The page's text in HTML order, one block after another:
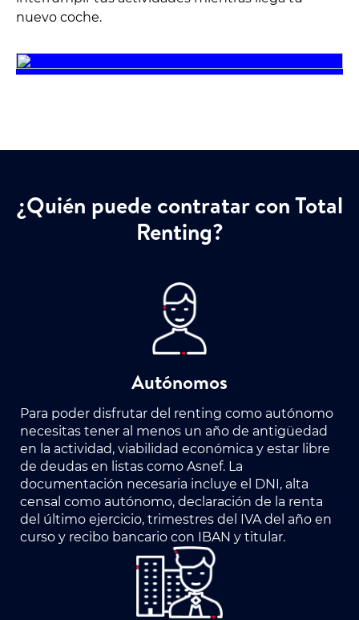
nuevo coche.
¿Quién puede contratar con Total
Renting?
Autónomos
Para poder disfrutar del renting como autónomo
necesitas tener al menos un año de antigüedad
en la actividad, viabilidad económica y estar libre
de deudas en listas como Asnef. La
documentación necesaria incluye el DNI, alta
censal como autónomo, declaración de la renta
del último ejercicio, trimestres del IVA del año en
curso y recibo bancario con IBAN y titular.